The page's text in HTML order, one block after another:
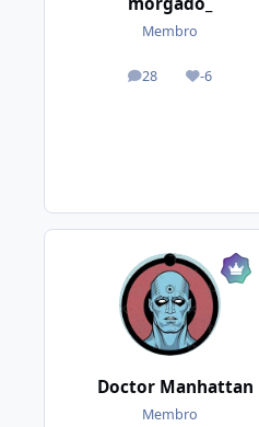
Membro
28
posts -6
Reputação
Doctor Manhattan
Membro